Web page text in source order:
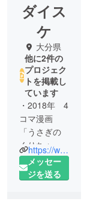
ダイス
ケ
大分県
他に2件の
プロジェク
トを掲載し
ています
・2018年 4
コマ漫画
「うさぎの
くりちゃ
ん」をイン
スタグラム
https://www.instagram.com/usagi_kurichan/
メッセー
ジを送る